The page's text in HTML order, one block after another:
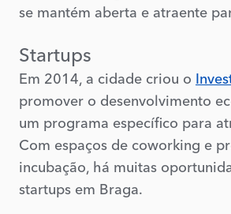
se mantém aberta e atraente
Startups
Em 2014, a cidade criou o
promover o desenvolvimento
um programa específico para
Com espaços de coworking e
incubação, há muitas
startups em Braga.